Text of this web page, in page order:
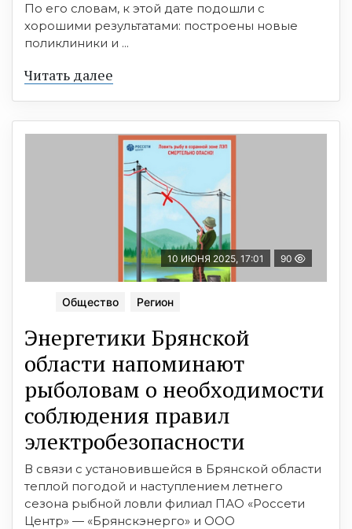
По его словам, к этой дате подошли с
хорошими результатами: построены новые
поликлиники и ...
Читать далее
10 ИЮНЯ 2025, 17:01 90
Общество Регион
Энергетики Брянской
области напоминают
рыболовам о необходимости
соблюдения правил
электробезопасности
В связи с установившейся в Брянской области
теплой погодой и наступлением летнего
сезона рыбной ловли филиал ПАО «Россети
Центр» — «Брянскэнерго» и ООО